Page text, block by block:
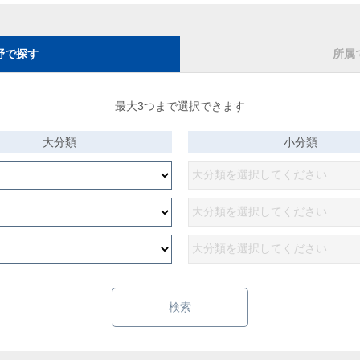
で探す 所属
最大3つまで選択できます
大分類 小分類
検索